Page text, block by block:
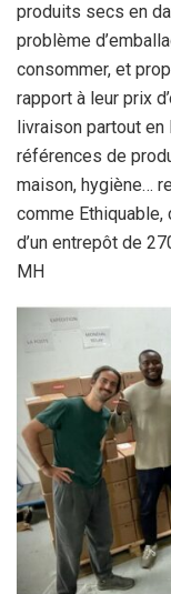
produits secs en
problème
consommer, et
rapport à leur prix
livraison partout
références de
maison, hygiène…
comme
d’un entrepôt de
MH